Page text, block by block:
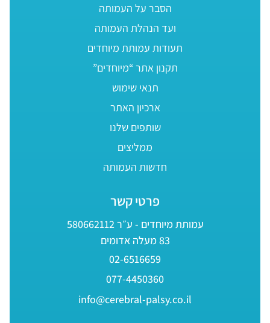
הסבר על העמותה
ועד הנהלת העמותה
תעודות עמותת מיוחדים
תקנון אתר “מיוחדים”
תנאי שימוש
ארכיון האתר
שותפים שלנו
ממליצים
חדשות העמותה
פרטי קשר
עמותת מיוחדים - ע״ר 580662112
83 מעלה אדומים
02-6516659
077-4450360
info@cerebral-palsy.co.il